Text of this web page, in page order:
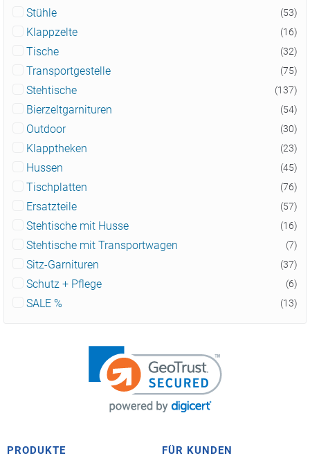
Stühle (53)
Klappzelte (16)
Tische (32)
Transportgestelle (75)
Stehtische (137)
Bierzeltgarnituren (54)
Outdoor (30)
Klapptheken (23)
Hussen (45)
Tischplatten (76)
Ersatzteile (57)
Stehtische mit Husse (16)
Stehtische mit Transportwagen (7)
Sitz-Garnituren (37)
Schutz + Pflege (6)
SALE % (13)
PRODUKTE FÜR KUNDEN